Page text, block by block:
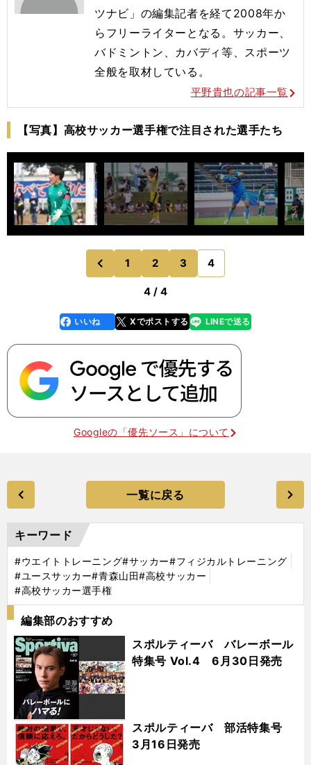
ツナビ」の編集記者を経て2008年か
らフリーライターとなる。サッカー、
バドミントン、カバディ等、スポーツ
全般を取材している。
平野貴也の記事一覧
【写真】高校サッカー選手権で注目された選手たち
前
のページへ
1 2 3 4
4 / 4
faceboo
k
いいね Xでポストする
line LINEで送る
Googleの「優先ソース」について
一覧に戻る
キーワード
#ウエイトトレーニング#サッカー#フィジカルトレーニング
#ユースサッカー#青森山田#高校サッカー
#高校サッカー選手権
編集部のおすすめ
スポルティーバ バレーボール
特集号 Vol.4 6月30日発売
スポルティーバ 部活特集号
3月16日発売